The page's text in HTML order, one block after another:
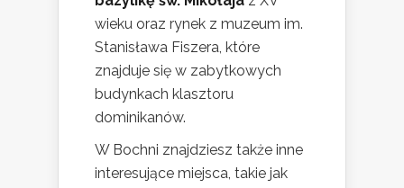
wieku oraz rynek z muzeum im.
Stanisława Fiszera, które
znajduje się w zabytkowych
budynkach klasztoru
dominikanów.
W Bochni znajdziesz także inne
interesujące miejsca, takie jak